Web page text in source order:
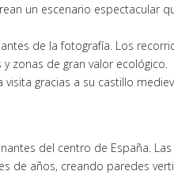
un escenario espectacular
de la fotografía. Los
zonas de gran valor ecológico.
gracias a su castillo
del centro de España.
de años, creando paredes